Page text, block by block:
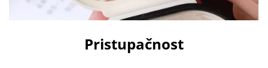
Pristupačnost